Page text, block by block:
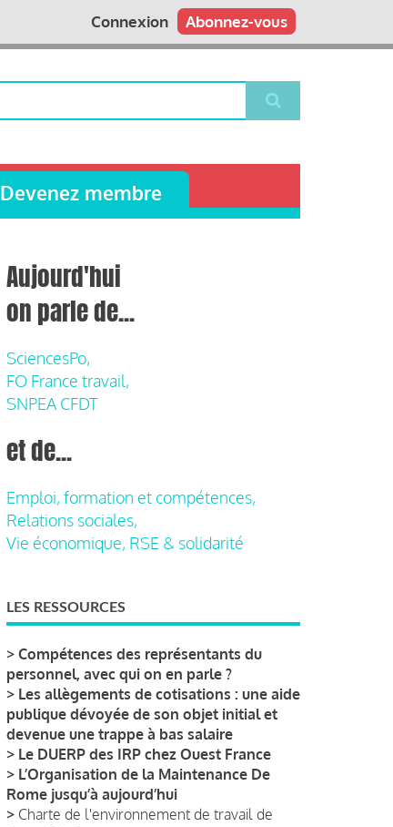
Abonnez-vous
Connexion
Devenez membre
Aujourd'hui
on parle de...
SciencesPo,
FO France travail,
SNPEA CFDT
et de...
Emploi, formation et compétences,
Relations sociales,
Vie économique, RSE & solidarité
LES RESSOURCES
> Compétences des représentants du
personnel, avec qui on en parle ?
> Les allègements de cotisations : une aide
publique dévoyée de son objet initial et
devenue une trappe à bas salaire
> Le DUERP des IRP chez Ouest France
> L’Organisation de la Maintenance De
Rome jusqu’à aujourd’hui
> Charte de l'environnement de travail de